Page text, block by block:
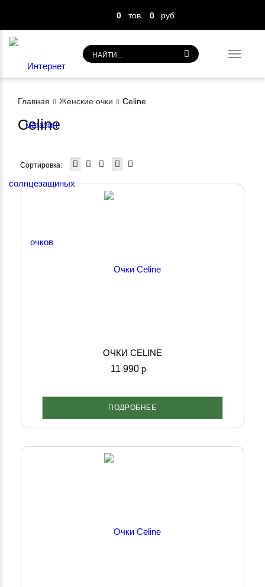
0 тов. 0 руб.
Главная Женские очки Celine
Celine
Сортировка:
ОЧКИ CELINE
11 990 p
ПОДРОБНЕЕ